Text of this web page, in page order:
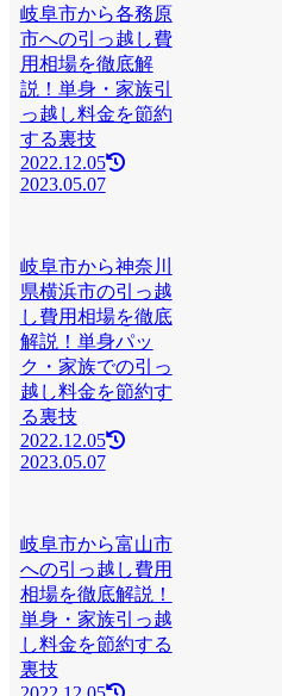
岐阜市から各務原
市への引っ越し費
用相場を徹底解
説！単身・家族引
っ越し料金を節約
する裏技
2022.12.05
2023.05.07
岐阜市から神奈川
県横浜市の引っ越
し費用相場を徹底
解説！単身パッ
ク・家族での引っ
越し料金を節約す
る裏技
2022.12.05
2023.05.07
岐阜市から富山市
への引っ越し費用
相場を徹底解説！
単身・家族引っ越
し料金を節約する
裏技